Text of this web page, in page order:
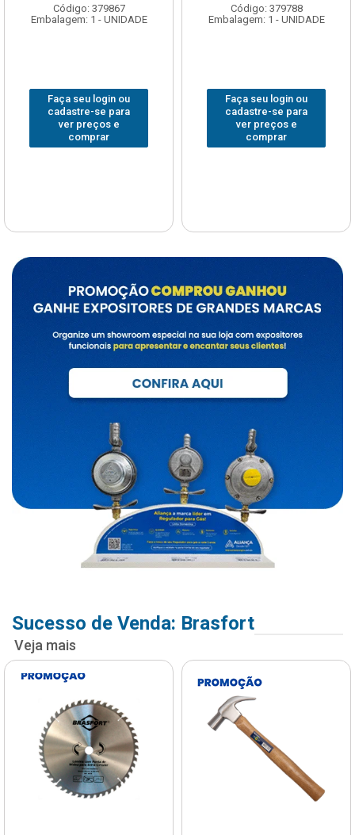
1 - UNIDADE
login ou
se para
Embalagem: 1 - UNIDADE
Faça seu login ou
cadastre-se para
Sucesso de Venda: Brasfort
Veja mais